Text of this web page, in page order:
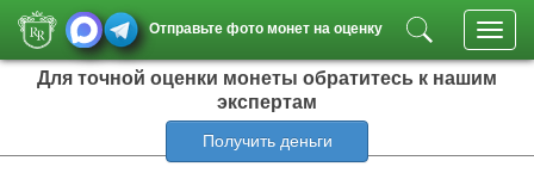
Отправьте фото монет на оценку
Для точной оценки монеты обратитесь к нашим
экспертам
Получить деньги